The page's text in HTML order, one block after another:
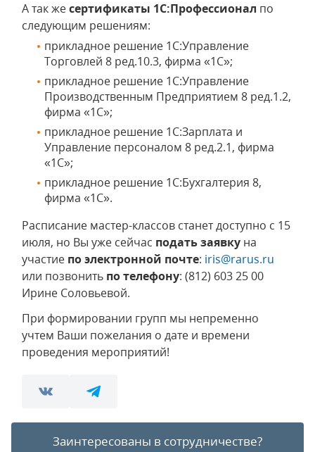
А так жесертификаты 1С:Профессионал по
следующим решениям:
прикладное решение 1С:Управление
Торговлей 8 ред.10.3, фирма «1С»;
прикладное решение 1С:Управление
Производственным Предприятием 8 ред.1.2,
фирма «1С»;
прикладное решение 1С:Зарплата и
Управление персоналом 8 ред.2.1, фирма
«1С»;
прикладное решение 1С:Бухгалтерия 8,
фирма «1С».
Расписание мастер-классов станет доступно с 15
июля, но Вы уже сейчас подать заявку на
участие по электронной почте: iris@rarus.ru
или позвонить по телефону: (812) 603 25 00
Ирине Соловьевой.
При формировании групп мы непременно
учтем Ваши пожелания о дате и времени
проведения мероприятий!
Заинтересованы в сотрудничестве?